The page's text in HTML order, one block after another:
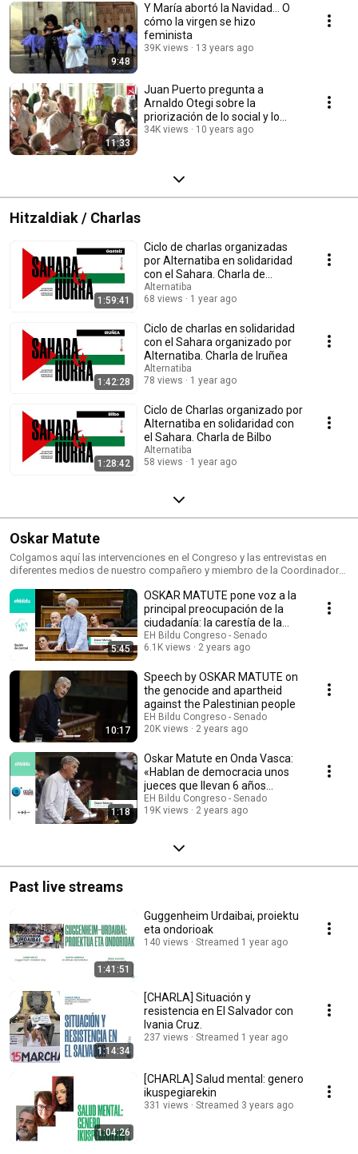
9:48
Y María abortó la Navidad... O
cómo la virgen se hizo
feminista
39K views 13 years ago
11:33
Juan Puerto pregunta a
Arnaldo Otegi sobre la
priorización de lo social y lo
nacional
34K views 10 years ago
Hitzaldiak / Charlas
1:59:41
Ciclo de charlas organizadas
por Alternatiba en solidaridad
con el Sahara. Charla de
Gasteiz
Alternatiba
68 views
1 year ago
1:42:28
Ciclo de charlas en solidaridad
con el Sahara organizado por
Alternatiba. Charla de Iruñea
Alternatiba
78 views
1 year ago
1:28:42
Ciclo de Charlas organizado por
Alternatiba en solidaridad con
el Sahara. Charla de Bilbo
Alternatiba
58 views
1 year ago
Oskar Matute
Colgamos aquí las intervenciones en el Congreso y las entrevistas en
diferentes medios de nuestro compañero y miembro de la Coordinadora
de YouTube.
5:45
OSKAR MATUTE pone voz a la
principal preocupación de la
ciudadanía: la carestía de la
vida
EH Bildu Congreso - Senado
6.1K views
2 years ago
10:17
Speech by OSKAR MATUTE on
the genocide and apartheid
against the Palestinian people
EH Bildu Congreso - Senado
20K views
2 years ago
1:18
Oskar Matute en Onda Vasca:
«Hablan de democracia unos
jueces que llevan 6 años
aferrados al cargo»
EH Bildu Congreso - Senado
19K views
2 years ago
Past live streams
1:41:51
Guggenheim Urdaibai, proiektu
eta ondorioak
140 views Streamed 1 year ago
1:14:34
[CHARLA] Situación y
resistencia en El Salvador con
Ivania Cruz.
237 views Streamed 1 year ago
1:04:26
[CHARLA] Salud mental: genero
ikuspegiarekin
331 views Streamed 3 years ago